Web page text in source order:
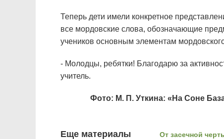
Теперь дети имели конкретное
все мордовские слова, обозначающие
учеников основным элементам
- Молодцы, ребятки! Благодарю за
учитель.
Фото: М. П. Уткина: «На Соне
Еще материалы От засечной